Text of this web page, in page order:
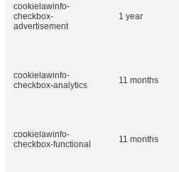
cookielawinfo-
checkbox-
advertisement
1 year
cookielawinfo-
checkbox-analytics
11 months
cookielawinfo-
checkbox-functional
11 months